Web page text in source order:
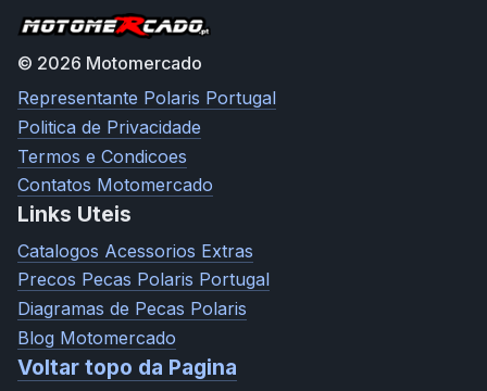
© 2026 Motomercado
Representante Polaris Portugal
Politica de Privacidade
Termos e Condicoes
Contatos Motomercado
Links Uteis
Catalogos Acessorios Extras
Precos Pecas Polaris Portugal
Diagramas de Pecas Polaris
Blog Motomercado
Voltar topo da Pagina